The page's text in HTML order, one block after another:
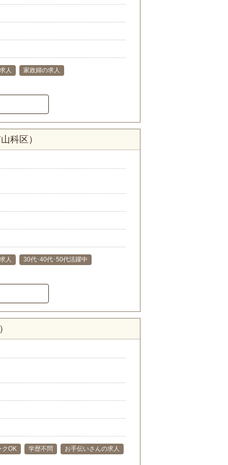
人
家政婦の求人
科区）
人
30代･40代･50代活躍中
クOK 学歴不問
お手伝いさんの求人